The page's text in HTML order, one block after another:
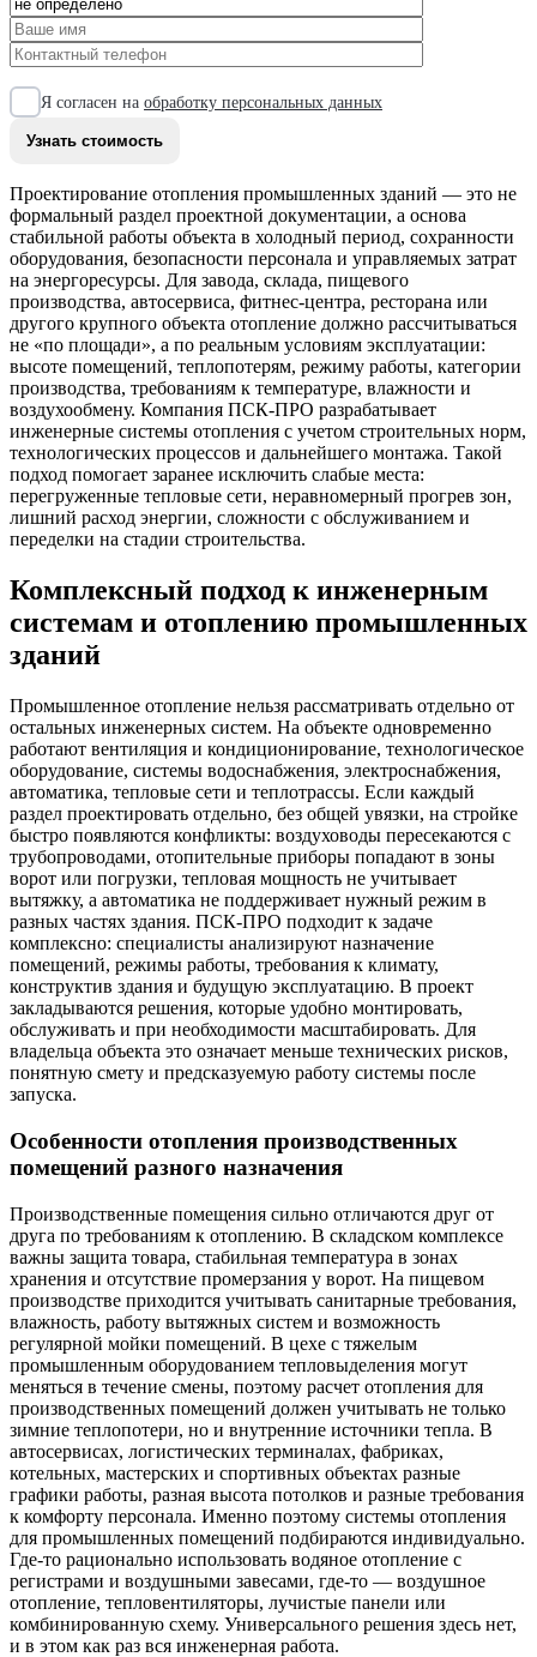
Я согласен на обработку персональных данных
Проектирование отопления промышленных зданий — это не
формальный раздел проектной документации, а основа
стабильной работы объекта в холодный период, сохранности
оборудования, безопасности персонала и управляемых затрат
на энергоресурсы. Для завода, склада, пищевого
производства, автосервиса, фитнес-центра, ресторана или
другого крупного объекта отопление должно рассчитываться
не «по площади», а по реальным условиям эксплуатации:
высоте помещений, теплопотерям, режиму работы, категории
производства, требованиям к температуре, влажности и
воздухообмену. Компания ПСК-ПРО разрабатывает
инженерные системы отопления с учетом строительных норм,
технологических процессов и дальнейшего монтажа. Такой
подход помогает заранее исключить слабые места:
перегруженные тепловые сети, неравномерный прогрев зон,
лишний расход энергии, сложности с обслуживанием и
переделки на стадии строительства.
Комплексный подход к инженерным
системам и отоплению промышленных
зданий
Промышленное отопление нельзя рассматривать отдельно от
остальных инженерных систем. На объекте одновременно
работают вентиляция и кондиционирование, технологическое
оборудование, системы водоснабжения, электроснабжения,
автоматика, тепловые сети и теплотрассы. Если каждый
раздел проектировать отдельно, без общей увязки, на стройке
быстро появляются конфликты: воздуховоды пересекаются с
трубопроводами, отопительные приборы попадают в зоны
ворот или погрузки, тепловая мощность не учитывает
вытяжку, а автоматика не поддерживает нужный режим в
разных частях здания. ПСК-ПРО подходит к задаче
комплексно: специалисты анализируют назначение
помещений, режимы работы, требования к климату,
конструктив здания и будущую эксплуатацию. В проект
закладываются решения, которые удобно монтировать,
обслуживать и при необходимости масштабировать. Для
владельца объекта это означает меньше технических рисков,
понятную смету и предсказуемую работу системы после
запуска.
Особенности отопления производственных
помещений разного назначения
Производственные помещения сильно отличаются друг от
друга по требованиям к отоплению. В складском комплексе
важны защита товара, стабильная температура в зонах
хранения и отсутствие промерзания у ворот. На пищевом
производстве приходится учитывать санитарные требования,
влажность, работу вытяжных систем и возможность
регулярной мойки помещений. В цехе с тяжелым
промышленным оборудованием тепловыделения могут
меняться в течение смены, поэтому расчет отопления для
производственных помещений должен учитывать не только
зимние теплопотери, но и внутренние источники тепла. В
автосервисах, логистических терминалах, фабриках,
котельных, мастерских и спортивных объектах разные
графики работы, разная высота потолков и разные требования
к комфорту персонала. Именно поэтому системы отопления
для промышленных помещений подбираются индивидуально.
Где-то рационально использовать водяное отопление с
регистрами и воздушными завесами, где-то — воздушное
отопление, тепловентиляторы, лучистые панели или
комбинированную схему. Универсального решения здесь нет,
и в этом как раз вся инженерная работа.